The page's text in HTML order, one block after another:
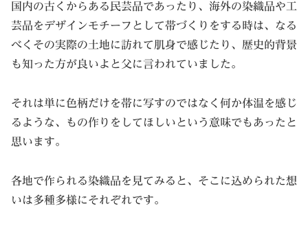
国内の古くからある民芸品であったり、海外の染織品や工
芸品をデザインモチーフとして帯づくりをする時は、なる
べくその実際の土地に訪れて肌身で感じたり、歴史的背景
も知った方が良いよと父に言われていました。
それは単に色柄だけを帯に写すのではなく何か体温を感じ
るような、もの作りをしてほしいという意味でもあったと
思います。
各地で作られる染織品を見てみると、そこに込められた想
いは多種多様にそれぞれです。